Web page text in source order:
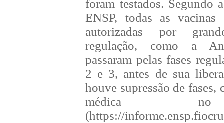
foram testados. Segundo
ENSP, todas as vacinas
autorizadas por
regulação, como a
passaram pelas fases
2 e 3, antes de sua
houve supressão de fases,
médica
(https://